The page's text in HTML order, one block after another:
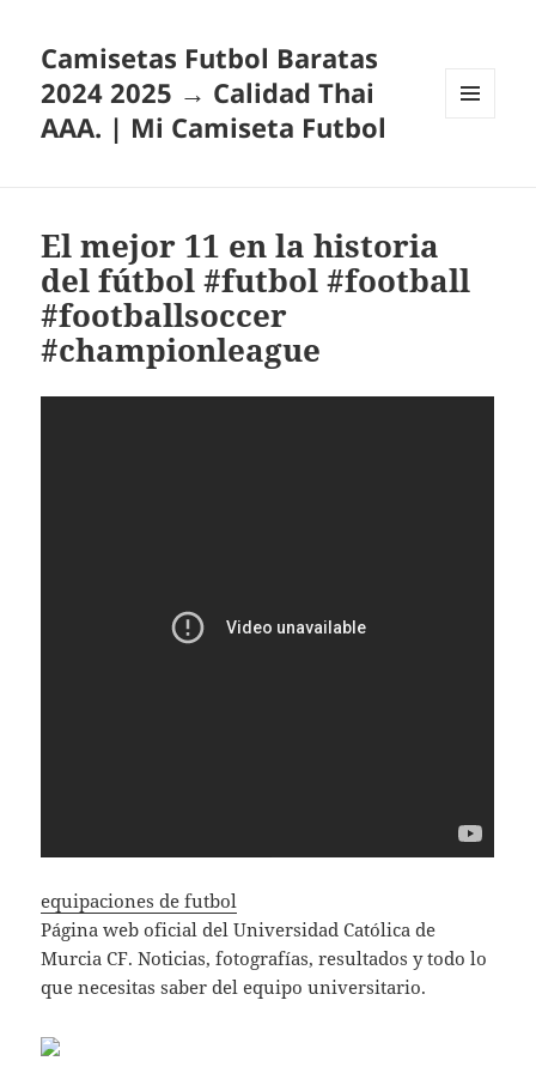
Camisetas Futbol Baratas
2024 2025 → Calidad Thai
AAA. | Mi Camiseta Futbol
El mejor 11 en la historia
del fútbol #futbol #football
#footballsoccer
#championleague
equipaciones de futbol
Página web oficial del Universidad Católica de
Murcia CF. Noticias, fotografías, resultados y todo lo
que necesitas saber del equipo universitario.